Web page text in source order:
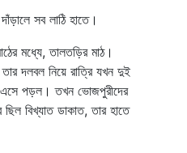
সব লাঠি হাতে।
মধ্যে, তালতড়ির মাঠ।
দলবল নিয়ে রাত্রি যখন দুই
এসে পড়ল। তখন ভোজপুরীদের
বিখ্যাত ডাকাত, তার হাতে